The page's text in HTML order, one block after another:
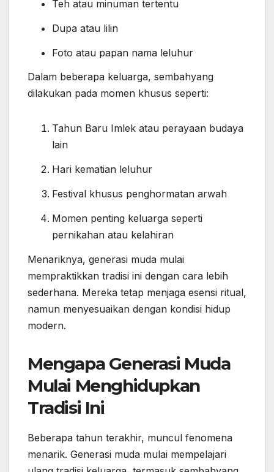
Teh atau minuman tertentu
Dupa atau lilin
Foto atau papan nama leluhur
Dalam beberapa keluarga, sembahyang
dilakukan pada momen khusus seperti:
Tahun Baru Imlek atau perayaan budaya
lain
Hari kematian leluhur
Festival khusus penghormatan arwah
Momen penting keluarga seperti
pernikahan atau kelahiran
Menariknya, generasi muda mulai
mempraktikkan tradisi ini dengan cara lebih
sederhana. Mereka tetap menjaga esensi ritual,
namun menyesuaikan dengan kondisi hidup
modern.
Mengapa Generasi Muda
Mulai Menghidupkan
Tradisi Ini
Beberapa tahun terakhir, muncul fenomena
menarik. Generasi muda mulai mempelajari